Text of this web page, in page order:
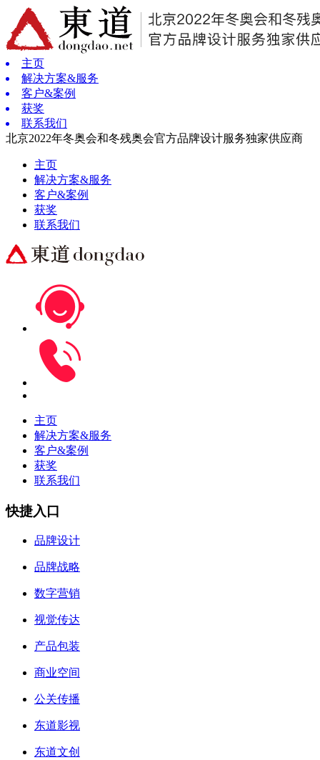
主页
解决方案&服务
客户&案例
获奖
联系我们
北京2022年冬奥会和冬残奥会官方品牌设计服务独家供应商
主页
解决方案&服务
客户&案例
获奖
联系我们
主页
解决方案&服务
客户&案例
获奖
联系我们
快捷入口
品牌设计
品牌战略
数字营销
视觉传达
产品包装
商业空间
公关传播
东道影视
东道文创